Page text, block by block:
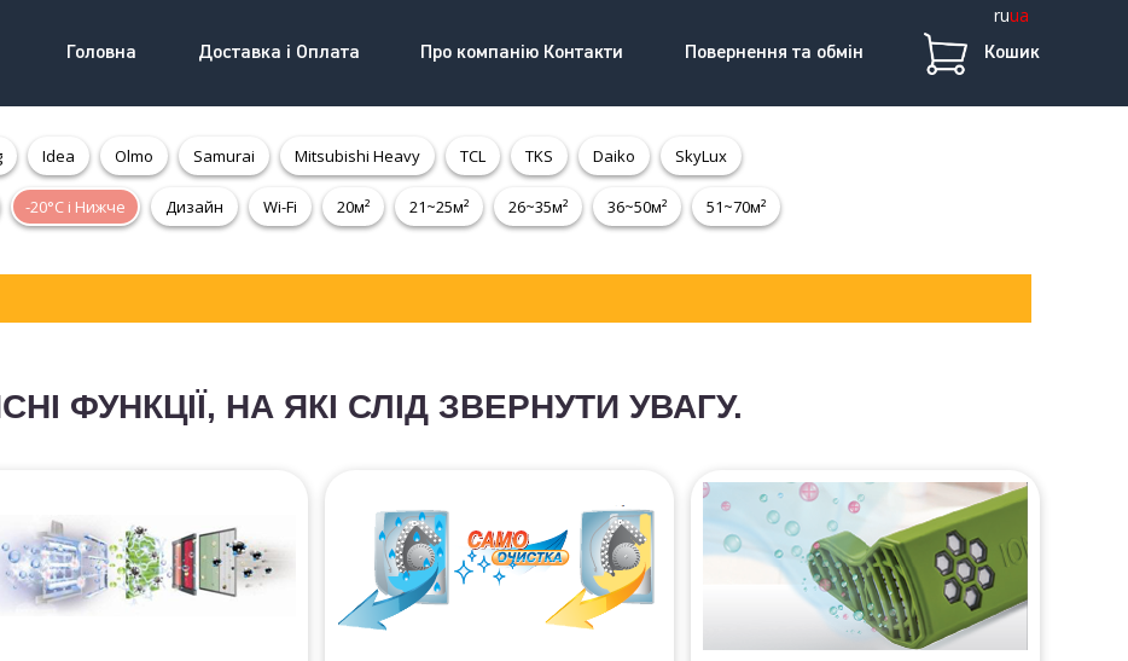
ruua
Головна Доставка і Оплата Про компанію Контакти Повернення та обмін Кошик
Idea Olmo Samurai Mitsubishi Heavy TCL TKS Daiko SkyLux
-20°С і Нижче Дизайн Wi-Fi 20м² 21~25м² 26~35м² 36~50м² 51~70м²
ФУНКЦІЇ, НА ЯКІ СЛІД ЗВЕРНУТИ УВАГУ.